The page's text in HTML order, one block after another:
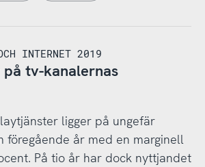
INTERNET 2019
tv-kanalernas
ligger på ungefär
föregående år med en marginell
På tio år har dock nyttjandet